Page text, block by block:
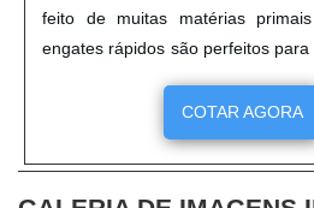
feito de muitas matérias
engates rápidos são perfeitos para
Por seu encaixe perfeito entre a
parte fêmea, o item pode
colaborador que maneja os
firmeza e resistência a
engate rápido....
COTAR AGORA